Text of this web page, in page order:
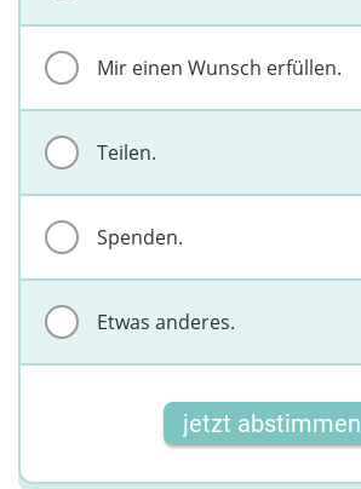
Mir einen Wunsch erfüllen.
Teilen.
Spenden.
Etwas anderes.
jetzt abstimmen